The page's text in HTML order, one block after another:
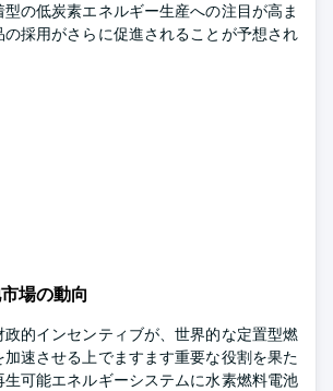
型の低炭素エネルギー生産への注目が高ま
の採用がさらに促進されることが予想され
場の動向
的インセンティブが、世界的な定置型燃
速させる上でますます重要な役割を果た
生可能エネルギーシステムに水素燃料電池